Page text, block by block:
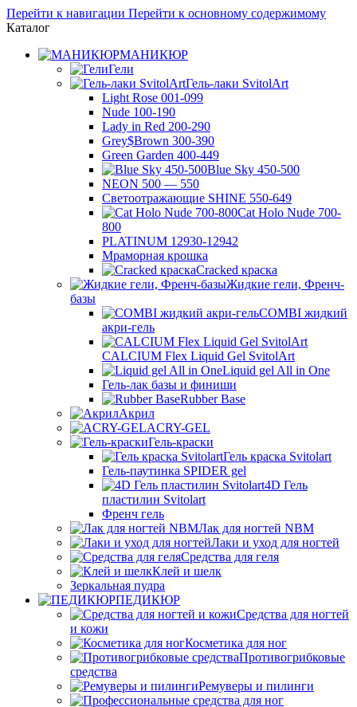
Перейти к навигации Перейти к основному содержимому
Каталог
МАНИКЮР
Гели
Гель-лаки SvitolArt
Light Rose 001-099
Nude 100-190
Lady in Red 200-290
Grey$Brown 300-390
Green Garden 400-449
Blue Sky 450-500
NEON 500 — 550
Светоотражающие SHINE 550-649
Cat Holo Nude 700-
800
PLATINUM 12930-12942
Мраморная крошка
Cracked краска
Жидкие гели, Френч-
базы
COMBI жидкий
акри-гель
CALCIUM Flex Liquid Gel SvitolArt
Liquid gel All in One
Гель-лак базы и финиши
Rubber Base
Акрил
ACRY-GEL
Гель-краски
Гель краска Svitolart
Гель-паутинка SPIDER gel
4D Гель
пластилин Svitolart
Френч гель
Лак для ногтей NBM
Лаки и уход для ногтей
Средства для геля
Клей и шелк
Зеркальная пудра
ПЕДИКЮР
Средства для ногтей
и кожи
Косметика для ног
Противогрибковые
средства
Ремуверы и пилинги